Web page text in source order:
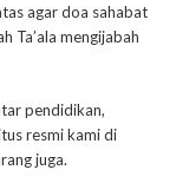
agar doa sahabat
Ta’ala mengijabah
pendidikan,
resmi kami di
juga.